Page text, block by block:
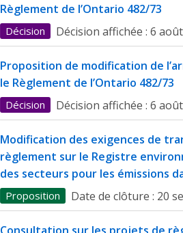
Règlement de l’Ontario 482/73
Décision Décision affichée : 6
Proposition de modification de
le Règlement de l’Ontario 482/73
Décision Décision affichée : 6
Modification des exigences de
règlement sur le Registre
des secteurs pour les émissions
Proposition Date de clôture : 20
Consultation sur les projets de